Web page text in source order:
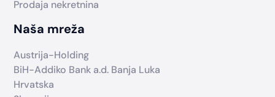
Prodaja nekretnina
Naša mreža
Austrija-Holding
BiH-Addiko Bank a.d. Banja Luka
Hrvatska